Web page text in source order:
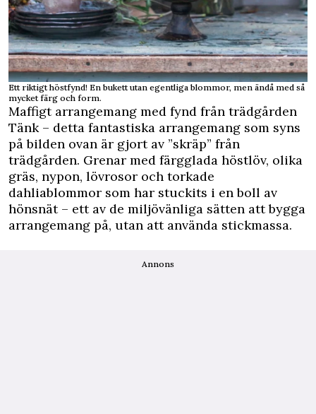
Ett riktigt höstfynd! En bukett utan egentliga blommor, men ändå med så
mycket färg och form.
Maffigt arrangemang med fynd från trädgården
Tänk – detta fantastiska arrangemang som syns
på bilden ovan är gjort av ”skräp” från
trädgården. Grenar med färgglada höstlöv, olika
gräs, nypon, lövrosor och torkade
dahliablommor som har stuckits i en boll av
hönsnät – ett av de miljövänliga sätten att bygga
arrangemang på, utan att använda stickmassa.
Annons